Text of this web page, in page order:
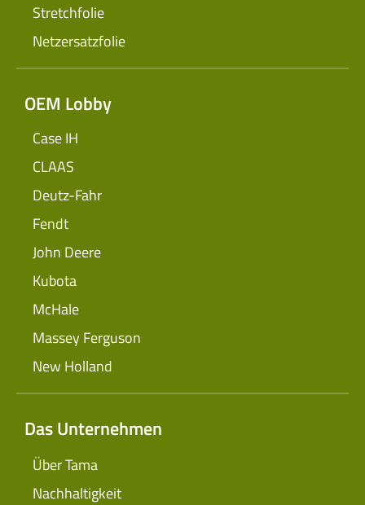
Stretchfolie
Netzersatzfolie
OEM Lobby
Case IH
CLAAS
Deutz-Fahr
Fendt
John Deere
Kubota
McHale
Massey Ferguson
New Holland
Das Unternehmen
Über Tama
Nachhaltigkeit